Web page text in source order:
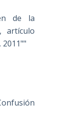
de la
artículo
2011""